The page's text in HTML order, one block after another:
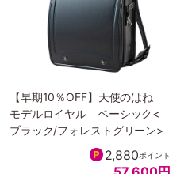
【早期10％OFF】天使のはね
モデルロイヤル ベーシック<
ブラック/フォレストグリーン>
2,880ポイント